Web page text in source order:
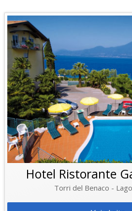
Hotel Ristorante
Torri del Benaco -